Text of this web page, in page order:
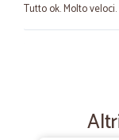
Tutto ok. Molto veloci.